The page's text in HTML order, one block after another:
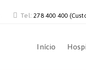
Tel:278 400 400
Início